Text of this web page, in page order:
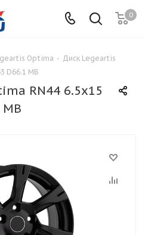
0
Optima - Диск Legeartis
D66.1 MB
RN44 6.5x15